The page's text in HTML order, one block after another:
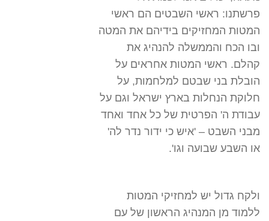
פרשתנו: ראשי השבטים הם ראשי
המטות המחזיקים בידיהם את המטה
ובו הכח והממשלה להנהיג את
קהלם. ראשי המטות אחראים על
הובלת בני שבטם למלחמות, על
חלוקת הנחלות בארץ ישראל וגם על
עבודת ה' הפרטית של כל אחד ואחד
מבני השבט – 'איש כי ידור נדר לה'
או השבע שבועה וגו'.
ולקח גדול יש למחזיקי המטות
ללמוד מן המנהיג הראשון של עם